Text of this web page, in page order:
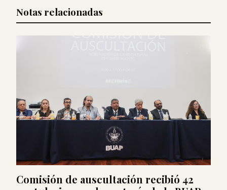
Notas relacionadas
Comisión de auscultación recibió 42